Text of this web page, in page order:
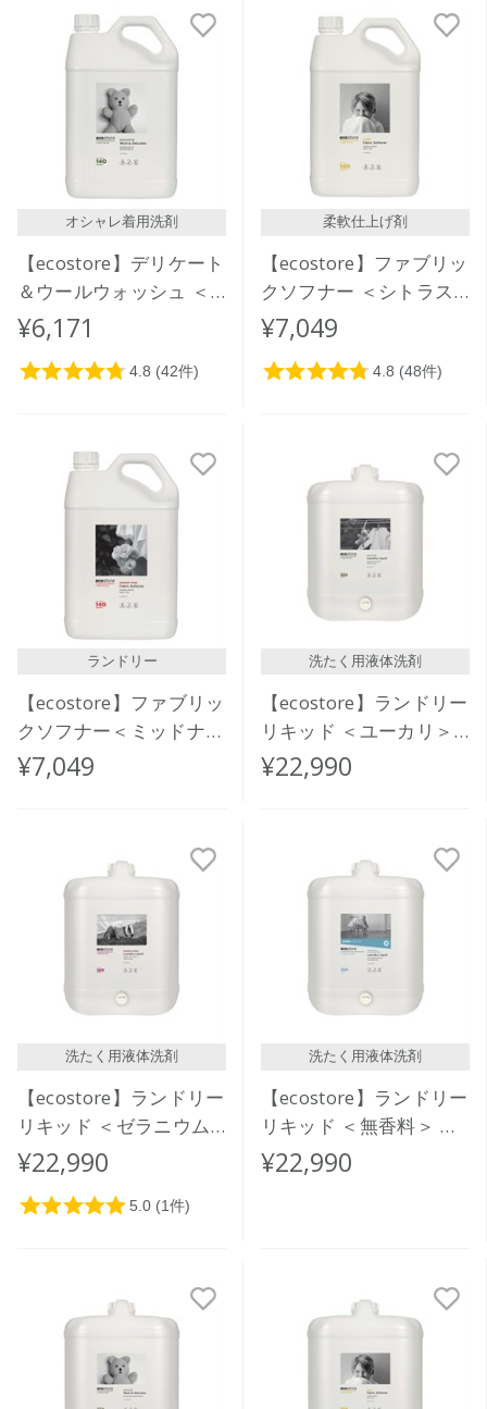
オシャレ着用洗剤
【ecostore】デリケート
＆ウールウォッシュ ＜
おしゃれ着用＞ 5L
¥6,171
柔軟仕上げ剤
【ecostore】ファブリッ
クソフナー ＜シトラス
＞ 5L
¥7,049
ランドリー
【ecostore】ファブリッ
クソフナー＜ミッドナイ
トローズ＞5L
¥7,049
洗たく用液体洗剤
【ecostore】ランドリー
リキッド ＜ユーカリ＞
バルク 20L
¥22,990
洗たく用液体洗剤
【ecostore】ランドリー
リキッド ＜ゼラニウム
＆オレンジ＞バルク 20L
¥22,990
洗たく用液体洗剤
【ecostore】ランドリー
リキッド ＜無香料＞ バ
ルク 20L
¥22,990